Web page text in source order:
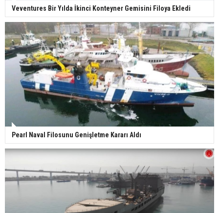
Veventures Bir Yılda İkinci Konteyner Gemisini Filoya Ekledi
Pearl Naval Filosunu Genişletme Kararı Aldı